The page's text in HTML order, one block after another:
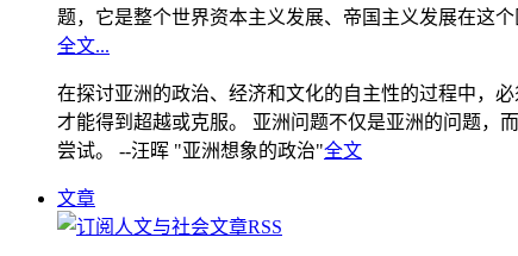
题，它是整个世界资本主义发展、帝国主义发展在这个
全文...
在探讨亚洲的政治、经济和文化的自主性的过程中，
才能得到超越或克服。 亚洲问题不仅是亚洲的问题，
尝试。 --汪晖 "亚洲想象的政治"全文
文章